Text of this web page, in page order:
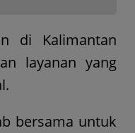
di Kalimantan
layanan yang
bersama untuk